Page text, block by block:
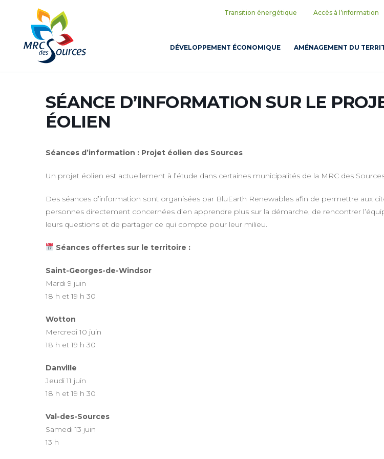
Transition énergétique Accès à l’information
DÉVELOPPEMENT ÉCONOMIQUE AMÉNAGEMENT DU
SÉANCE D’INFORMATION SUR LE
ÉOLIEN
Séances d’information : Projet éolien des Sources
Un projet éolien est actuellement à l’étude dans certaines municipalités de la MRC des
Des séances d’information sont organisées par BluEarth Renewables afin de permettre aux
personnes directement concernées d’en apprendre plus sur la démarche, de rencontrer
leurs questions et de partager ce qui compte pour leur milieu.
Séances offertes sur le territoire :
Saint-Georges-de-Windsor
Mardi 9 juin
18 h et 19 h 30
Wotton
Mercredi 10 juin
18 h et 19 h 30
Danville
Jeudi 11 juin
18 h et 19 h 30
Val-des-Sources
Samedi 13 juin
13 h